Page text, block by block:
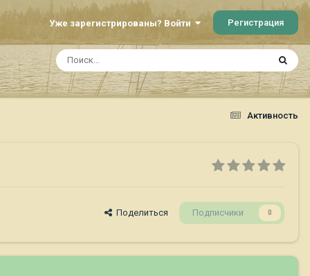
Уже зарегистрированы? Войти Регистрация
Активность
Поделиться Подписчики 0